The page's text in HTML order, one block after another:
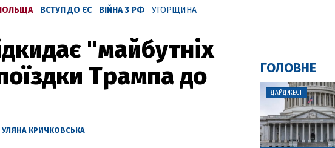
ВСТУП ДО ЄС ВІЙНА З РФ УГОРЩИНА
"майбутніх
Трампа до
УЛЯНА КРИЧКОВСЬКА
ГОЛОВНЕ
ДАЙДЖЕСТ